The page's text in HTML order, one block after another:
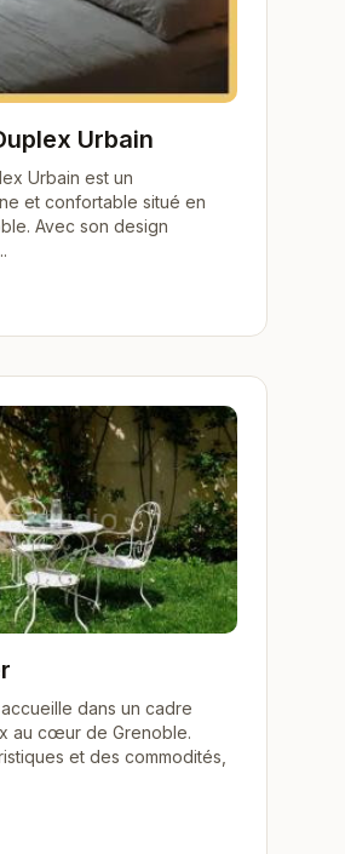
Urbain
Urbain est un
et confortable situé en
Avec son design
dans un cadre
au cœur de Grenoble.
et des commodités,